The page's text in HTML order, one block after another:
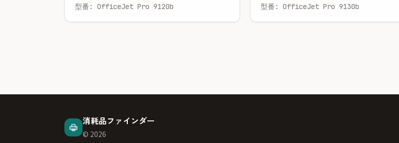
型番: OfficeJet Pro 9120b 型番: OfficeJet Pro 9130b
消耗品ファインダー
© 2026